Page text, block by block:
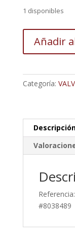
1 disponibles
Rápido
Añadir
Categoría:
#8038489